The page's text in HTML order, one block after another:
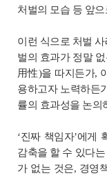
처벌의 모습 등 앞
이런 식으로 처벌
벌의 효과가 정말
用性)을 따지든가,
용하고자 노력하든
률의 효과성을 논의
‘진짜 책임자’에게
감축을 할 수 있다
가 없는 것은, 경영